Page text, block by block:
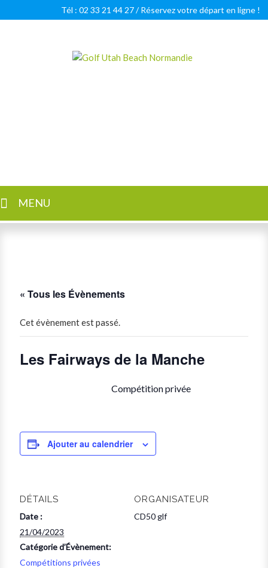
Tél : 02 33 21 44 27 /Réservez votre départ en ligne !
MENU
« Tous les Évènements
Cet évènement est passé.
Les Fairways de la Manche
Compétition privée
Ajouter au calendrier
DÉTAILS
Date :
21/04/2023
Catégorie d’Évènement:
Compétitions privées
ORGANISATEUR
CD50 glf